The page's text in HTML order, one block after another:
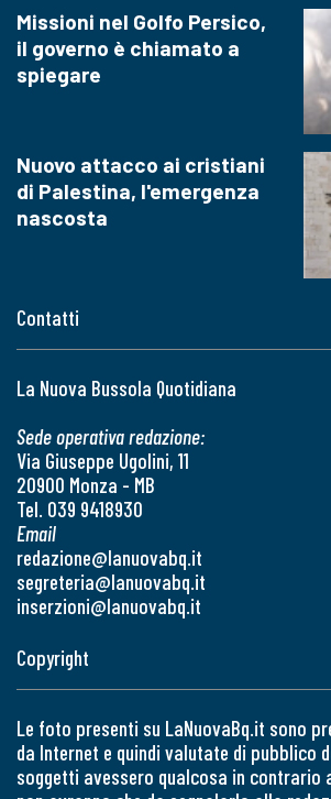
Contatti
La Nuova Bussola Quotidiana
Sede operativa redazione:
Via Giuseppe Ugolini, 11
20900 Monza - MB
Tel. 039 9418930
Email
redazione@lanuovabq.it
segreteria@lanuovabq.it
inserzioni@lanuovabq.it
Missioni nel Golfo Persico,
il governo è chiamato a
spiegare
Nuovo attacco ai cristiani
di Palestina, l'emergenza
nascosta
Copyright
Le foto presenti su LaNuovaBq.it sono
da Internet e quindi valutate di pubblico
soggetti avessero qualcosa in contrario